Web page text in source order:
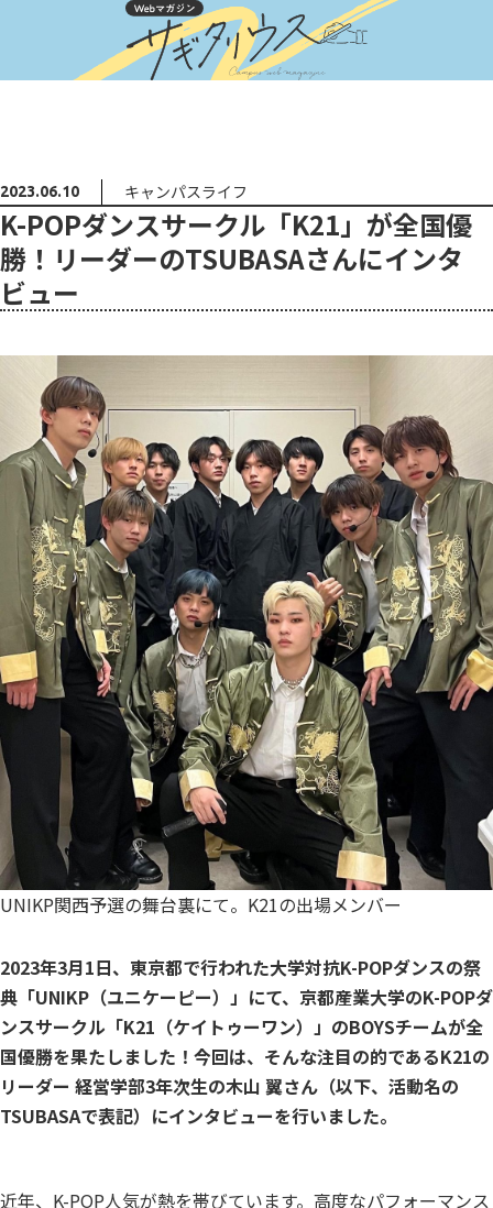
2023.06.10 キャンパスライフ
K-POPダンスサークル「K21」が全国優
勝！リーダーのTSUBASAさんにインタ
ビュー
UNIKP関西予選の舞台裏にて。K21の出場メンバー
2023年3月1日、東京都で行われた大学対抗K-POPダンスの祭
典「UNIKP（ユニケーピー）」にて、京都産業大学のK-POPダ
ンスサークル「K21（ケイトゥーワン）」のBOYSチームが全
国優勝を果たしました！今回は、そんな注目の的であるK21の
リーダー 経営学部3年次生の木山 翼さん（以下、活動名の
TSUBASAで表記）にインタビューを行いました。
近年、K-POP人気が熱を帯びています。高度なパフォーマンス